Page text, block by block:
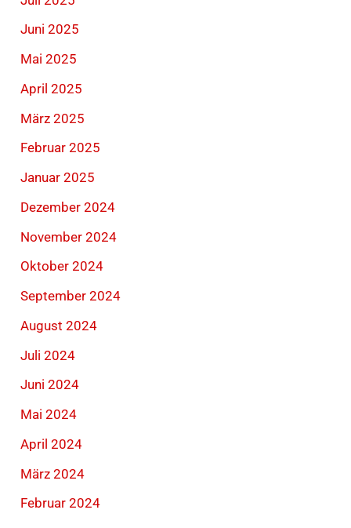
Juni 2025
Mai 2025
April 2025
März 2025
Februar 2025
Januar 2025
Dezember 2024
November 2024
Oktober 2024
September 2024
August 2024
Juli 2024
Juni 2024
Mai 2024
April 2024
März 2024
Februar 2024